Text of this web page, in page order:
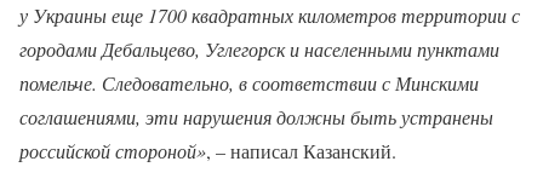
у Украины еще 1700 квадратных километров территории с
городами Дебальцево, Углегорск и населенными пунктами
помельче. Следовательно, в соответствии с Минскими
соглашениями, эти нарушения должны быть устранены
российской стороной», – написал Казанский.